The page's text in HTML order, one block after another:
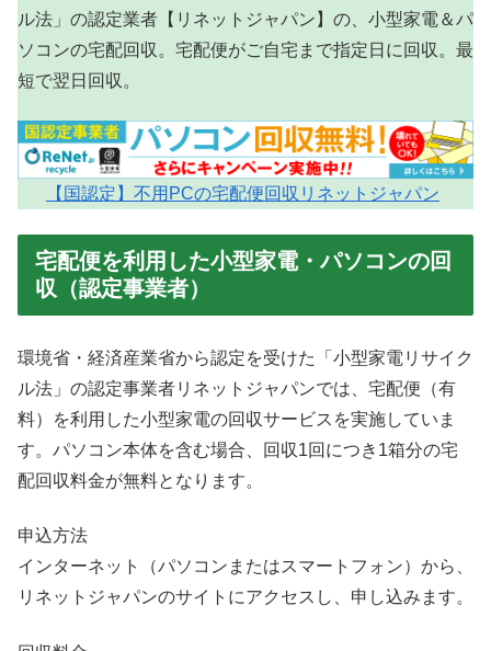
ル法」の認定業者【リネットジャパン】の、小型家電＆パ
ソコンの宅配回収。宅配便がご自宅まで指定日に回収。最
短で翌日回収。
【国認定】不用PCの宅配便回収リネットジャパン
宅配便を利用した小型家電・パソコンの回
収（認定事業者）
環境省・経済産業省から認定を受けた「小型家電リサイク
ル法」の認定事業者リネットジャパンでは、宅配便（有
料）を利用した小型家電の回収サービスを実施していま
す。パソコン本体を含む場合、回収1回につき1箱分の宅
配回収料金が無料となります。
申込方法
インターネット（パソコンまたはスマートフォン）から、
リネットジャパンのサイトにアクセスし、申し込みます。